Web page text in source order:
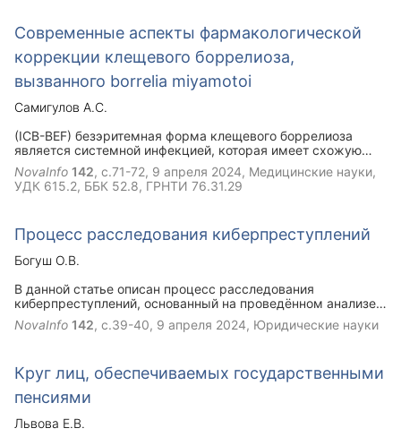
Современные аспекты фармакологической
коррекции клещевого боррелиоза,
вызванного borrelia miyamotoi
Самигулов А.С.
(ICB-BEF) безэритемная форма клещевого боррелиоза
является системной инфекцией, которая имеет схожую
клиническую картину с рецидивирующей аргазовой
лихорадкой. В зависимости от тяжести и особенностей
проявления клинической картины лечение будет
тот факт, что погибает не только патогенная микрофлора,
защитную функцию, регуляторную функцию, также
NovaInfo 142, с.71-72, 9 апреля 2024, Медицинские науки,
УДК 615.2, ББК 52.8, ГРНТИ 76.31.29
Процесс расследования киберпреступлений
Богуш О.В.
В данной статье описан процесс расследования
киберпреступлений, основанный на проведённом анализе
практики расследования преступлений, совершаемых в
сети интернет. В настоящее время многие ученные
распространенностью и повышенной опасностью
NovaInfo 142, с.39-40, 9 апреля 2024, Юридические науки
Круг лиц, обеспечиваемых государственными
пенсиями
Львова Е.В.